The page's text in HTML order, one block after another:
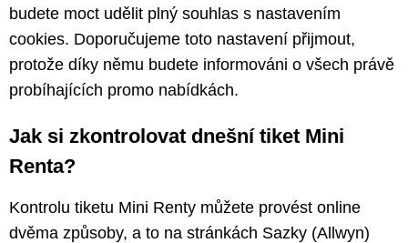
budete moct udělit plný souhlas s nastavením
cookies. Doporučujeme toto nastavení přijmout,
protože díky němu budete informováni o všech právě
probíhajících promo nabídkách.
Jak si zkontrolovat dnešní tiket Mini
Renta?
Kontrolu tiketu Mini Renty můžete provést online
dvěma způsoby, a to na stránkách Sazky (Allwyn)